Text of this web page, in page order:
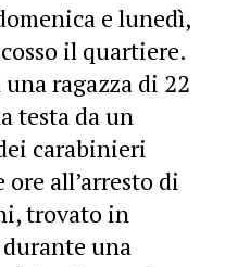
e lunedì,
il quartiere.
ragazza di 22
testa da un
carabinieri
all’arresto di
trovato in
una